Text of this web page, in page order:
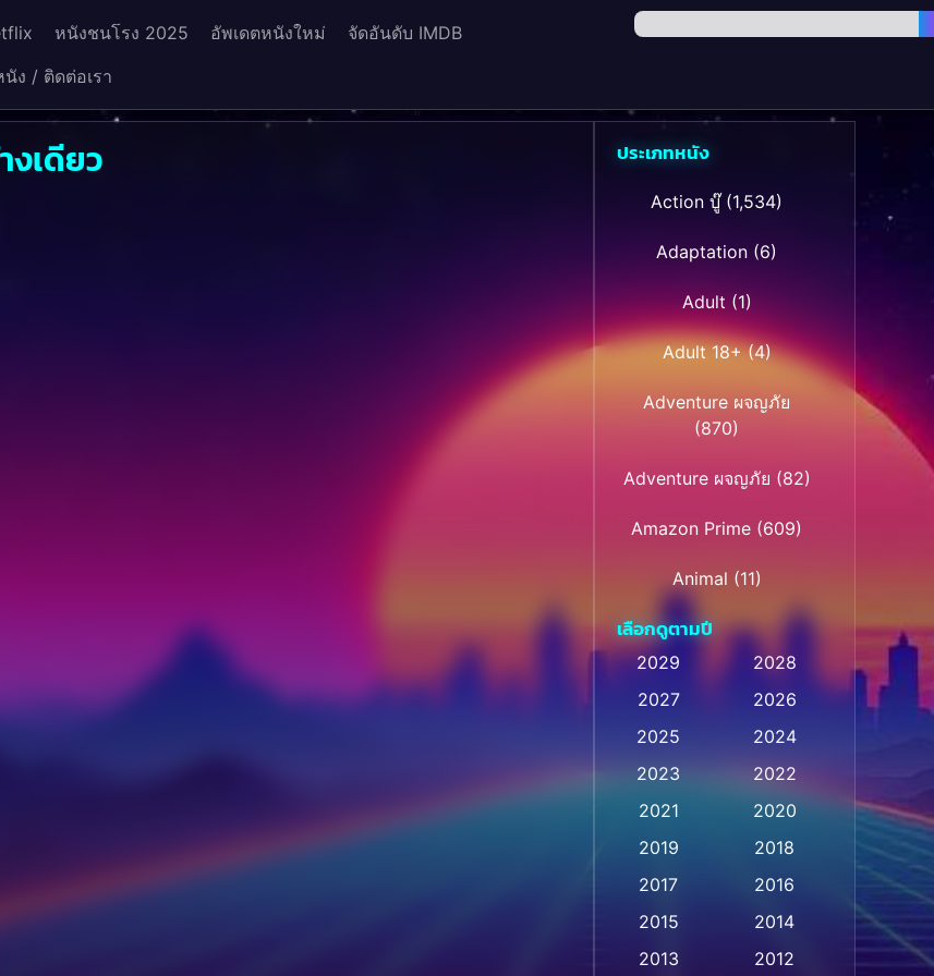
หนังชนโรง 2025 อัพเดตหนังใหม่
จัดอันดับ IMDB
ง / ติดต่อเรา
เดียว ประเภทหนัง
Action บู๊(1,534)
Adaptation (6)
Adult(1)
Adult 18+(4)
Adventure ผจญภัย
(870)
Adventure ผจญภัย (82)
Amazon Prime (609)
Animal (11)
Animation การ์ตูน (28)
Animation การ์ตูน
Animation อนิเมชั่น(1)
Animation แอนิเมชัน(1)
Anthology (2)
เลือกดูตามปี
2029
2028
2027
2026
2025
2024
2023
2022
2021
2020
2019
2018
2017
2016
2015
2014
2013
2012